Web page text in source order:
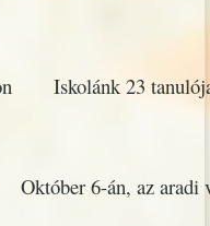
23 tanulója
6-án, az aradi